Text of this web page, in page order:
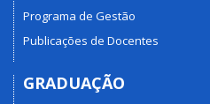
Programa de Gestão
Publicações de Docentes
GRADUAÇÃO